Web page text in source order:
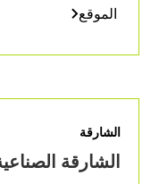
الموقع
الشارقة
الشارقة الصناعية 6